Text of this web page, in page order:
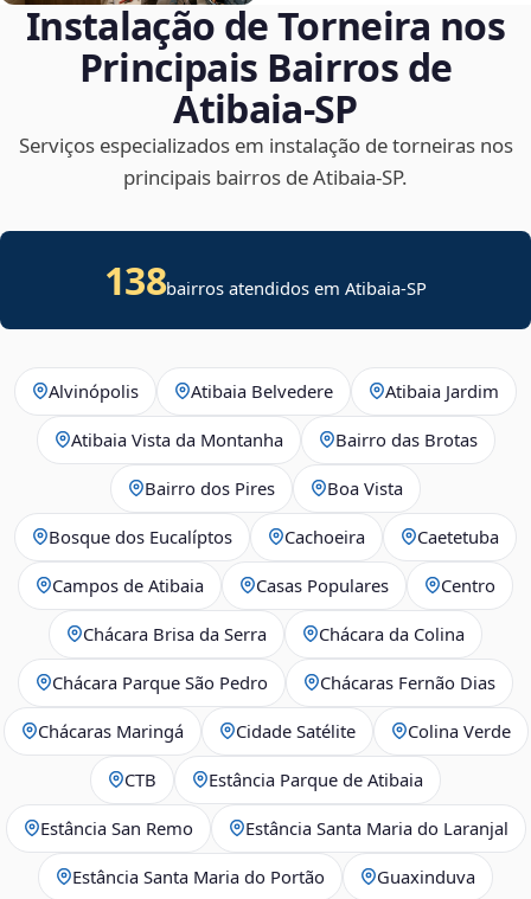
Instalação de Torneira nos
Principais Bairros de
Atibaia‑SP
Serviços especializados em instalação de torneiras nos
principais bairros de Atibaia‑SP.
138bairros atendidos em Atibaia-SP
Alvinópolis Atibaia Belvedere Atibaia Jardim
Atibaia Vista da Montanha Bairro das Brotas
Bairro dos Pires Boa Vista
Bosque dos Eucalíptos Cachoeira Caetetuba
Campos de Atibaia Casas Populares Centro
Chácara Brisa da Serra Chácara da Colina
Chácara Parque São Pedro Chácaras Fernão Dias
Chácaras Maringá Cidade Satélite Colina Verde
CTB Estância Parque de Atibaia
Estância San Remo Estância Santa Maria do Laranjal
Estância Santa Maria do Portão Guaxinduva